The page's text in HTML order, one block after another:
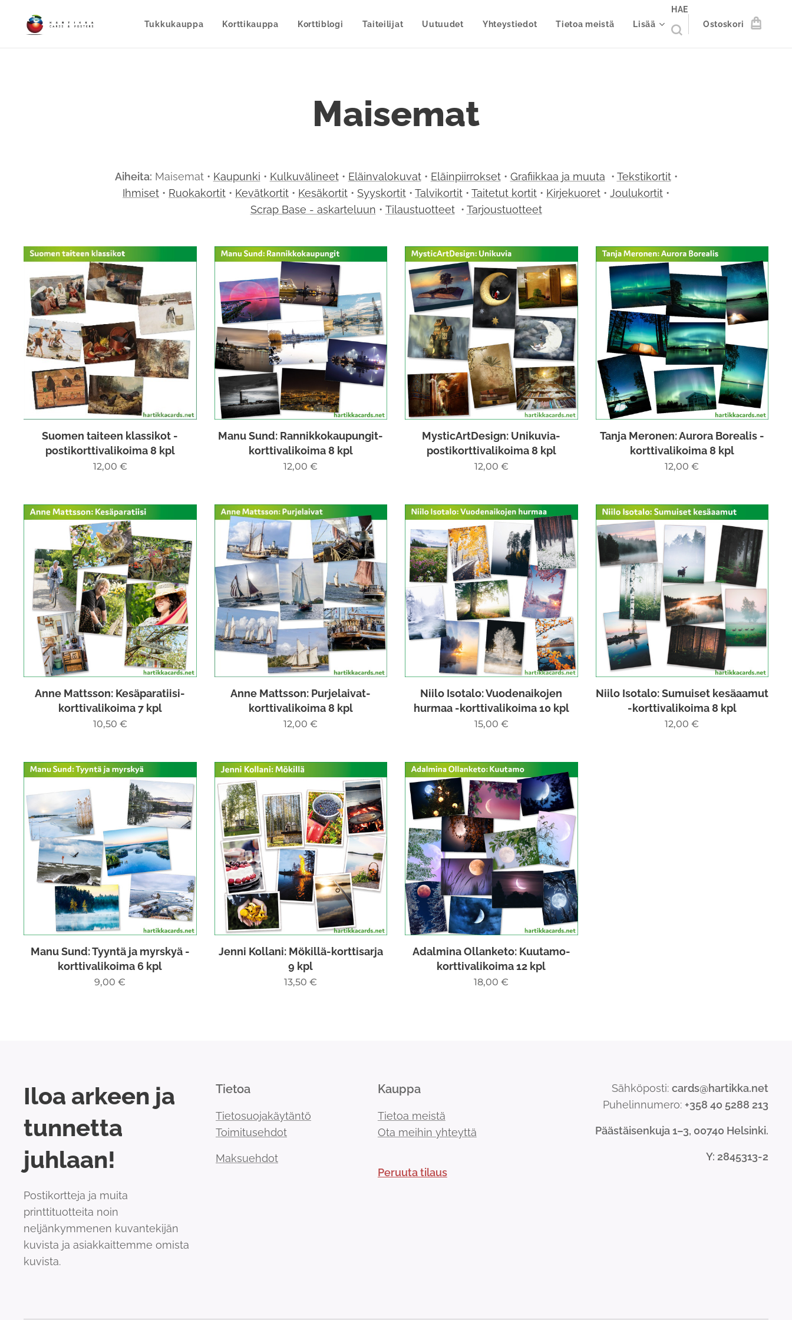
Tukkukauppa Korttikauppa Korttiblogi Taiteilijat Uutuudet Yhteystiedot Tietoa meistä Lisää
HAE
Ostoskori
Maisemat
Aiheita: Maisemat • Kaupunki • Kulkuvälineet• Eläinvalokuvat• Eläinpiirrokset• Grafiikkaa ja muuta • Tekstikortit•
Ihmiset • Ruokakortit • Kevätkortit • Kesäkortit • Syyskortit • Talvikortit • Taitetut kortit • Kirjekuoret • Joulukortit •
Scrap Base - askarteluun • Tilaustuotteet• Tarjoustuotteet
Suomen taiteen klassikot -
postikorttivalikoima 8 kpl
12,00 €
Manu Sund: Rannikkokaupungit-
korttivalikoima 8 kpl
12,00 €
MysticArtDesign: Unikuvia-
postikorttivalikoima 8 kpl
12,00 €
Tanja Meronen: Aurora Borealis -
korttivalikoima 8 kpl
12,00 €
Anne Mattsson: Kesäparatiisi-
korttivalikoima 7 kpl
10,50 €
Anne Mattsson: Purjelaivat-
korttivalikoima 8 kpl
12,00 €
Niilo Isotalo: Vuodenaikojen
hurmaa -korttivalikoima 10 kpl
15,00 €
Niilo Isotalo: Sumuiset kesäaamut
-korttivalikoima 8 kpl
12,00 €
Manu Sund: Tyyntä ja myrskyä -
korttivalikoima 6 kpl
9,00 €
Jenni Kollani: Mökillä-korttisarja
9 kpl
13,50 €
Adalmina Ollanketo: Kuutamo-
korttivalikoima 12 kpl
18,00 €
Iloa arkeen ja
tunnetta
juhlaan!
Postikortteja ja muita
printtituotteita noin
neljänkymmenen kuvantekijän
kuvista ja asiakkaittemme omista
kuvista.
Tietoa
Tietosuojakäytäntö
Toimitusehdot
Maksuehdot
Kauppa
Tietoa meistä
Ota meihin yhteyttä
Peruuta tilaus
Sähköposti: cards@hartikka.net
Puhelinnumero: +358 40 5288 213
Päästäisenkuja 1–3, 00740 Helsinki.
Y: 2845313-2